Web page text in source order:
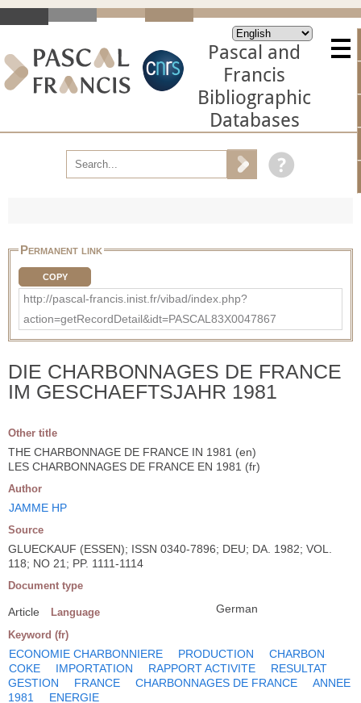
Pascal and
Francis
Bibliographic
Databases
Permanent link
COPY
http://pascal-francis.inist.fr/vibad/index.php?
action=getRecordDetail&idt=PASCAL83X0047867
DIE CHARBONNAGES DE FRANCE
IM GESCHAEFTSJAHR 1981
Other title
THE CHARBONNAGE DE FRANCE IN 1981 (en)
LES CHARBONNAGES DE FRANCE EN 1981 (fr)
Author
JAMME HP
Source
GLUECKAUF (ESSEN); ISSN 0340-7896; DEU; DA. 1982; VOL.
118; NO 21; PP. 1111-1114
Document type
Article Language German
Keyword (fr)
ECONOMIE CHARBONNIERE PRODUCTION
CHARBON
COKE
IMPORTATION RAPPORT ACTIVITE
RESULTAT
GESTION
FRANCE CHARBONNAGES DE FRANCE
ANNEE
1981
ENERGIE